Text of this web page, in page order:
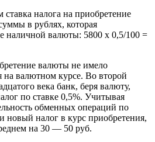
налога на приобретение
в рублях, которая
наличной валюты: 5800 x 0,5/100 =
валюты не имело
на валютном курсе. Во второй
века банк, беря валюту,
по ставке 0,5%. Учитывая
обменных операций по
новый налог в курс приобретения,
на 30 — 50 руб.